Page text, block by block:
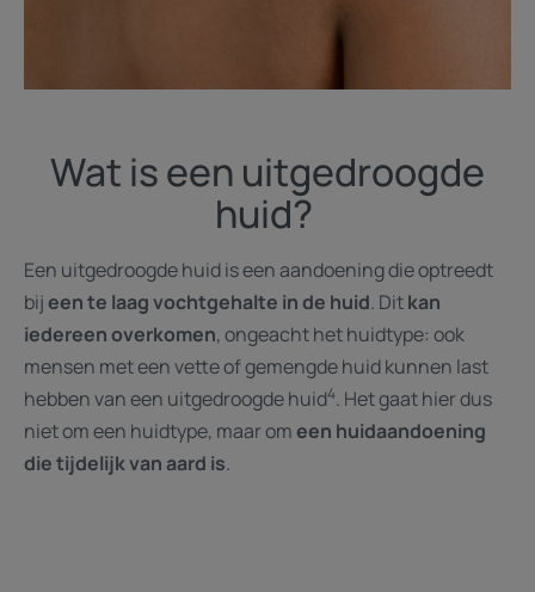
Wat is een uitgedroogde
huid?
Een uitgedroogde huid is een aandoening die optreedt
bijeen te laag vochtgehalte in de huid. Ditkan
iedereen overkomen, ongeacht het huidtype: ook
mensen met een vette of gemengde huid kunnen last
hebben van een uitgedroogde huid4. Het gaat hier dus
niet om een huidtype, maar omeen huidaandoening
die tijdelijk van aard is.